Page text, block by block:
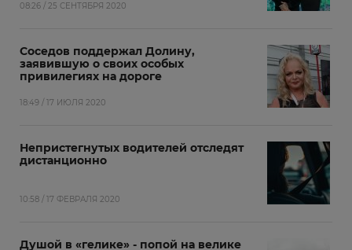
08:26 / 25 СЕНТЯБРЯ 2020
Соседов поддержал Долину,
заявившую о своих особых
привилегиях на дороге
18:49 / 17 ИЮЛЯ 2020
Непристегнутых водителей отследят
дистанционно
10:58 / 17 ФЕВРАЛЯ 2020
Душой в «гелике» - попой на велике